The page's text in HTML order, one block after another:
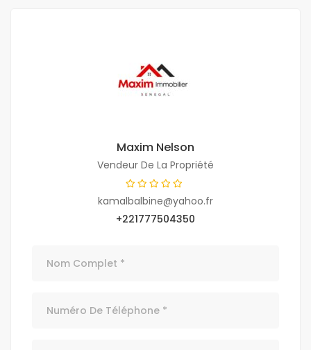
Maxim Nelson
Vendeur De La Propriété
kamalbalbine@yahoo.fr
+221777504350